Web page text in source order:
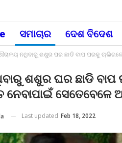
ସମାଚାର ଦେଶ ବିଦେଶ
ନଥିବାରୁ ଶଶୁର ଘର ଛାଡି ବାପ ଘରକୁ
ଶଶୁର ଘର ଛାଡି
ସେତେବେଳେ
Last updated Feb 18, 2022